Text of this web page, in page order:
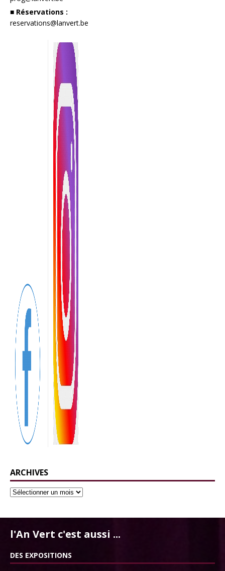
■ Réservations :
reservations@lanvert.be
ARCHIVES
l'An Vert c'est aussi ...
DES EXPOSITIONS